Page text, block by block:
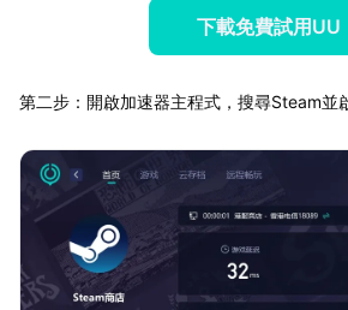
下載免費試用UU
第二步：開啟加速器主程式，搜尋Steam並